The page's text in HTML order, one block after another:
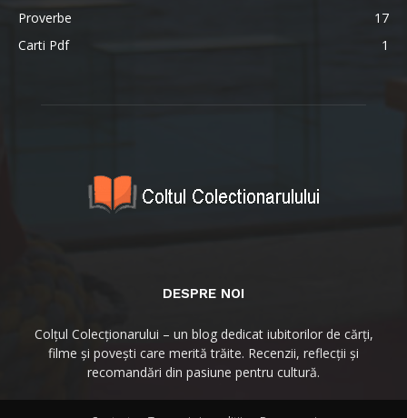
Proverbe
17
Carti Pdf
1
DESPRE NOI
Colțul Colecționarului – un blog dedicat iubitorilor de cărți,
filme și povești care merită trăite. Recenzii, reflecții și
recomandări din pasiune pentru cultură.